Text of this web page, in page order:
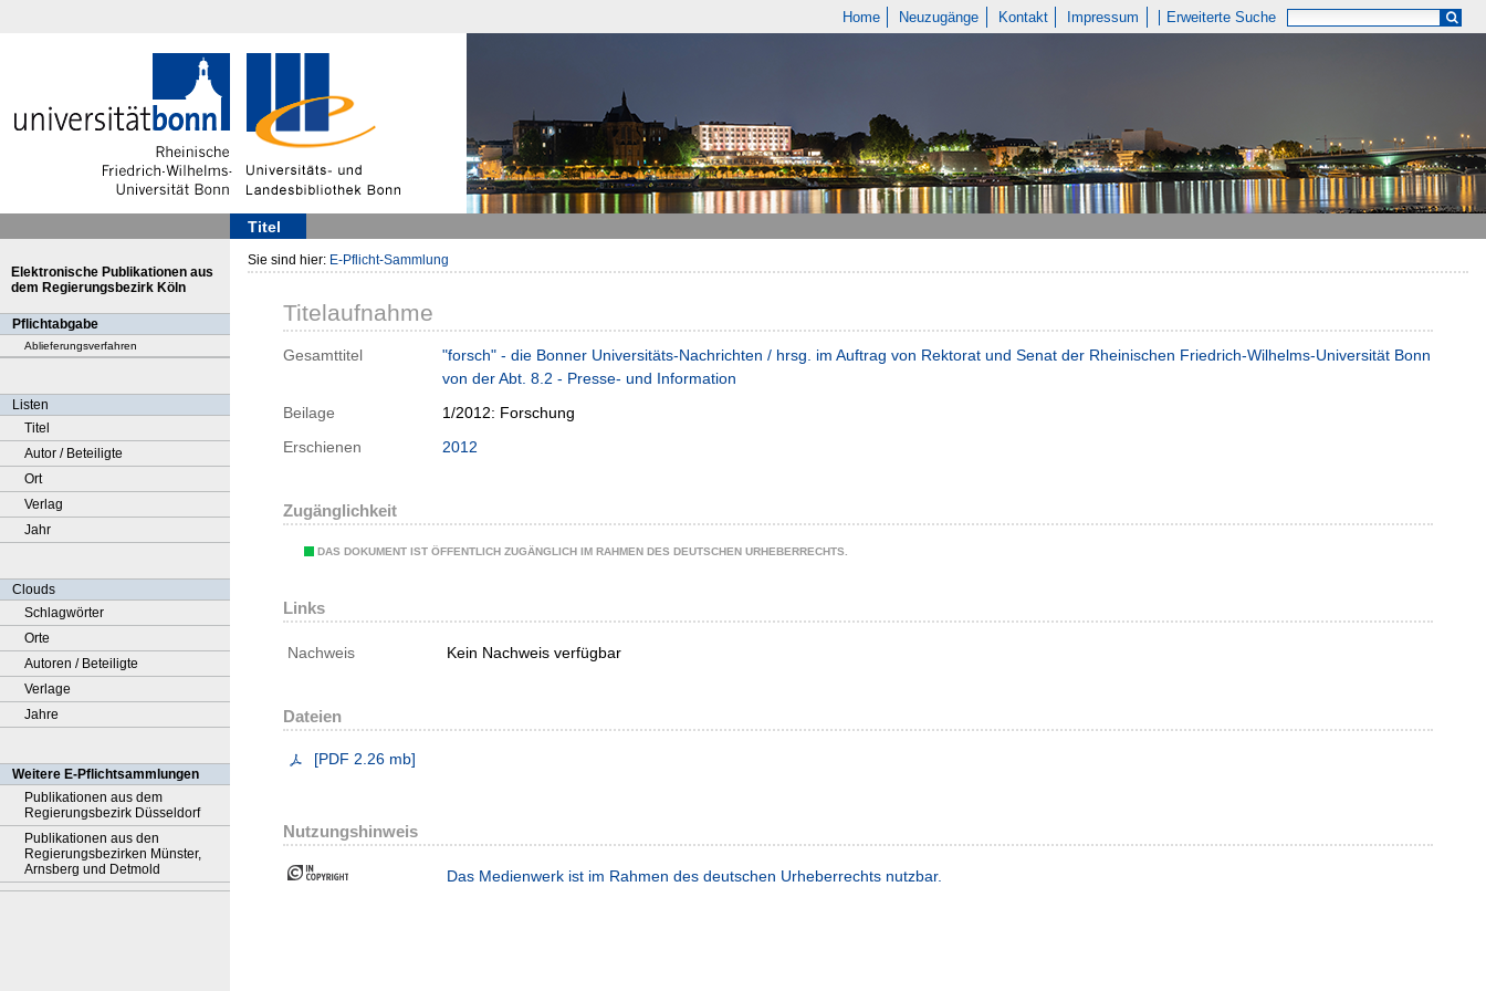
Home Neuzugänge Kontakt Impressum Erweiterte Suche
Titel
Elektronische Publikationen aus
dem Regierungsbezirk Köln
Pflichtabgabe
Ablieferungsverfahren
Listen
Titel
Autor / Beteiligte
Ort
Verlag
Jahr
Clouds
Schlagwörter
Orte
Autoren / Beteiligte
Verlage
Jahre
Weitere E-Pflichtsammlungen
Publikationen aus dem
Regierungsbezirk Düsseldorf
Publikationen aus den
Regierungsbezirken Münster,
Arnsberg und Detmold
Sie sind hier: E-Pflicht-Sammlung
Titelaufnahme
Gesamttitel
"forsch" - die Bonner Universitäts-Nachrichten / hrsg. im Auftrag von Rektorat und Senat der Rheinischen Friedrich-Wilhelms-Universität Bonn
von der Abt. 8.2 - Presse- und Information
Beilage
1/2012: Forschung
Erschienen
2012
Zugänglichkeit
DAS DOKUMENT IST ÖFFENTLICH ZUGÄNGLICH IM RAHMEN DES DEUTSCHEN URHEBERRECHTS.
Links
Nachweis Kein Nachweis verfügbar
Dateien
[PDF 2.26 mb]
Nutzungshinweis
Das Medienwerk ist im Rahmen des deutschen Urheberrechts nutzbar.